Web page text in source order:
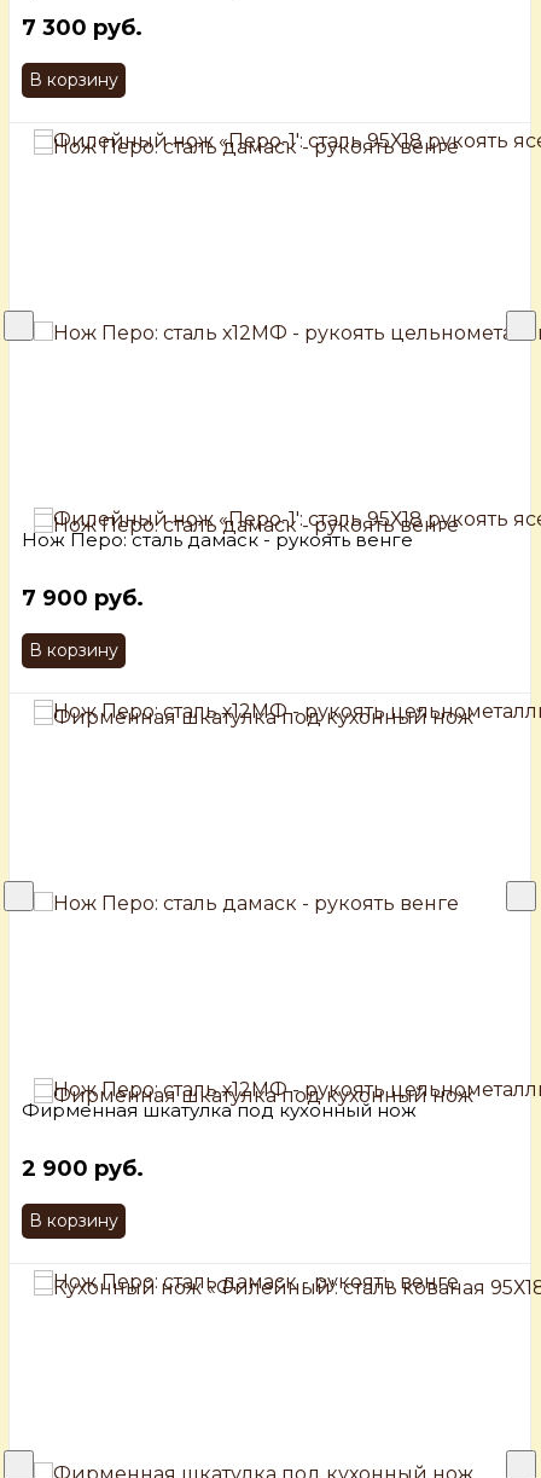
7 300 руб.
В корзину
Нож Перо: сталь дамаск - рукоять венге
7 900 руб.
В корзину
Фирменная шкатулка под кухонный нож
2 900 руб.
В корзину